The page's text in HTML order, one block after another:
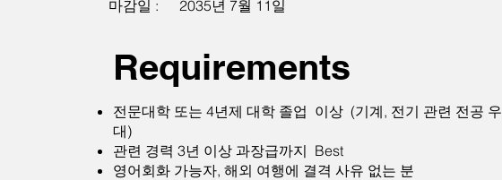
마감일 :
2035년 7월 11일
Requirements
전문대학 또는 4년제 대학 졸업 이상 (기계, 전기 관련 전공 우
대)
관련 경력 3년 이상 과장급까지 Best
영어회화 가능자, 해외 여행에 결격 사유 없는 분